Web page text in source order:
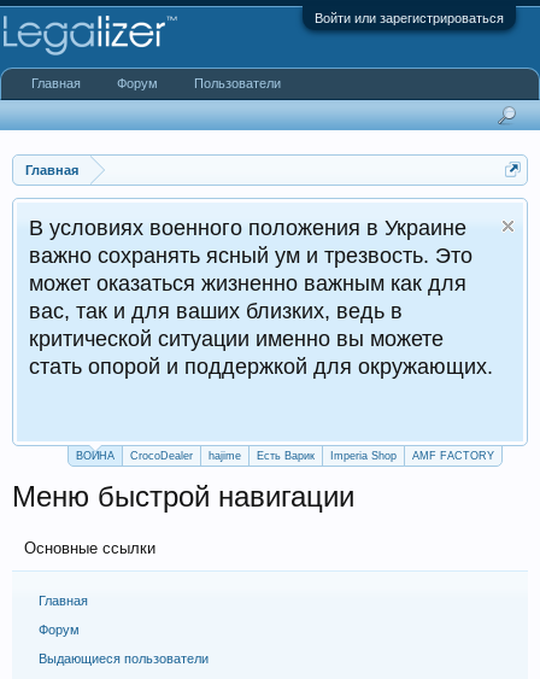
Войти или зарегистрироваться
Главная
В условиях военного положения в Украине
важно сохранять ясный ум и трезвость. Это
может оказаться жизненно важным как для
вас, так и для ваших близких, ведь в
критической ситуации именно вы можете
стать опорой и поддержкой для окружающих.
ВОЙНА CrocoDealer hajime Есть Варик Imperia Shop AMF FACTORY
Меню быстрой навигации
Основные ссылки
Главная
Форум
Выдающиеся пользователи
Главная Форум Пользователи